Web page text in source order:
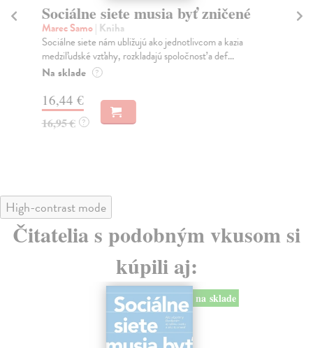
Sociálne siete musia byť zničené
Marec Samo| Kniha
Sociálne siete nám ubližujú ako jednotlivcom a kazia
medziľudské vzťahy, rozkladajú spoločnosť a def...
Na sklade ?
16,44 €
16,95 € ?
High-contrast mode
Čitatelia s podobným vkusom si
kúpili aj:
na sklade